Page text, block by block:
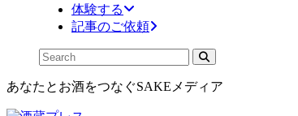
体験する
記事のご依頼
あなたとお酒をつなぐSAKEメディア